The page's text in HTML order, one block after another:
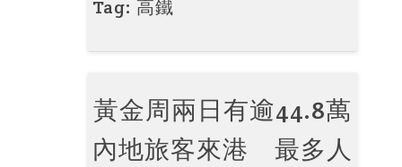
Tag: 高鐵
黃金周兩日有逾44.8萬
內地旅客來港 最多人